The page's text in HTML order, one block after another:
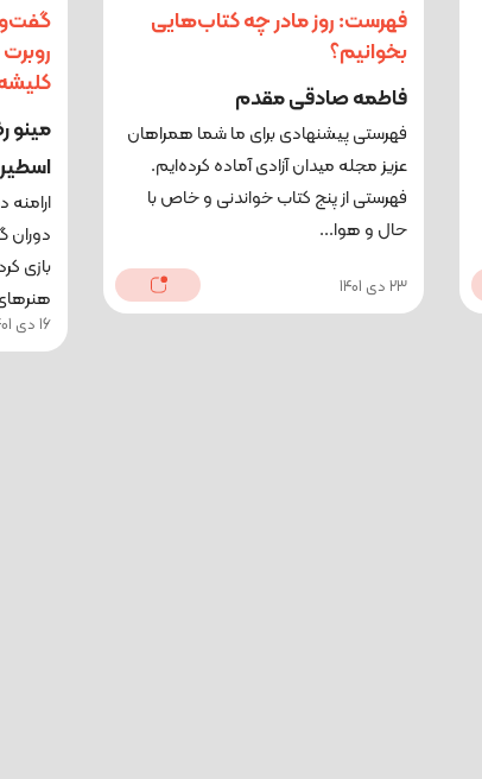
فهرست: روز مادر چه کتاب‌هایی
بخوانیم؟
فاطمه صادقی مقدم
فهرستی پیشنهادی برای ما شما همراهان
عزیز مجله میدان آزادی آماده‌ کرده‌ایم.
فهرستی از پنج کتاب خواندنی و خاص با
حال و هوا...
23 دی 1401
مینو
دوران
بازی
16 دی 1401